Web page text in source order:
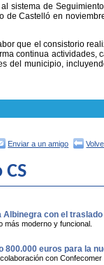
sistema de
de Castelló en
que el consistorio
continua actividades,
del municipio,
Enviar a un amigo
con el
más moderno y funcional.
euros para la
con